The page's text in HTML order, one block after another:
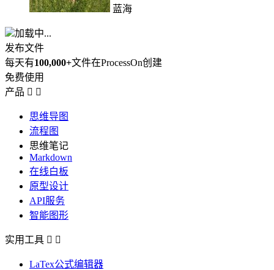
蓝海
加载中...
发布文件
每天有100,000+文件在ProcessOn创建
免费使用
产品  
思维导图
流程图
思维笔记
Markdown
在线白板
原型设计
API服务
智能图形
实用工具  
LaTex公式编辑器